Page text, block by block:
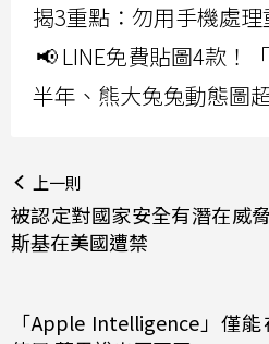
揭3重點：勿用手機處
📢 LINE免費貼圖4款！
半年、熊大兔兔動態圖
上一則
被認定對國家安全有潛在威
斯基在美國遭禁
「Apple Intelligence」僅